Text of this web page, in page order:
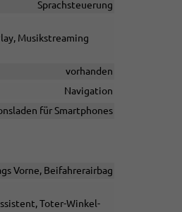
Sprachsteuerung
Musikstreaming
vorhanden
Navigation
für Smartphones
Vorne, Beifahrerairbag
Toter-Winkel-